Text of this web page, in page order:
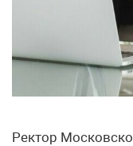
Ректор